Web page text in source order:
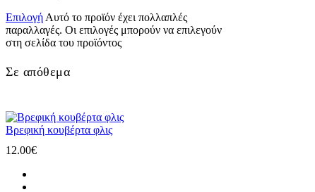
Επιλογή Αυτό το προϊόν έχει πολλαπλές
παραλλαγές. Οι επιλογές μπορούν να επιλεγούν
στη σελίδα του προϊόντος
Σε απόθεμα
Βρεφική κουβέρτα φλις
12.00€